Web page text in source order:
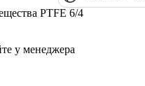
PTFE 6/4
у менеджера